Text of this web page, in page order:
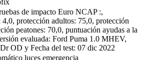
de impacto Euro NCAP :,
protección adultos: 75,0, protección
peatones: 70,0, puntuación ayudas a la
evaluada: Ford Puma 1.0 MHEV,
OD y Fecha del test: 07 dic 2022
luces emergencia